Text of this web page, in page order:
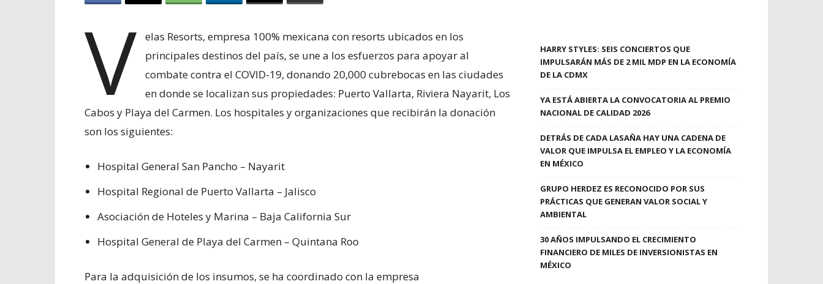
V
elas Resorts, empresa 100% mexicana con resorts ubicados en los
principales destinos del país, se une a los esfuerzos para apoyar al
combate contra el COVID-19, donando 20,000 cubrebocas en las ciudades
en donde se localizan sus propiedades: Puerto Vallarta, Riviera Nayarit, Los
Cabos y Playa del Carmen. Los hospitales y organizaciones que recibirán la donación
son los siguientes:
Hospital General San Pancho – Nayarit
Hospital Regional de Puerto Vallarta – Jalisco
Asociación de Hoteles y Marina – Baja California Sur
Hospital General de Playa del Carmen – Quintana Roo
Para la adquisición de los insumos, se ha coordinado con la empresa
HARRY STYLES: SEIS CONCIERTOS QUE
IMPULSARÁN MÁS DE 2 MIL MDP EN LA ECONOMÍA
DE LA CDMX
YA ESTÁ ABIERTA LA CONVOCATORIA AL PREMIO
NACIONAL DE CALIDAD 2026
DETRÁS DE CADA LASAÑA HAY UNA CADENA DE
VALOR QUE IMPULSA EL EMPLEO Y LA ECONOMÍA
EN MÉXICO
GRUPO HERDEZ ES RECONOCIDO POR SUS
PRÁCTICAS QUE GENERAN VALOR SOCIAL Y
AMBIENTAL
30 AÑOS IMPULSANDO EL CRECIMIENTO
FINANCIERO DE MILES DE INVERSIONISTAS EN
MÉXICO